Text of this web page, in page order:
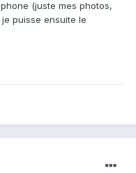
(juste mes photos,
puisse ensuite le